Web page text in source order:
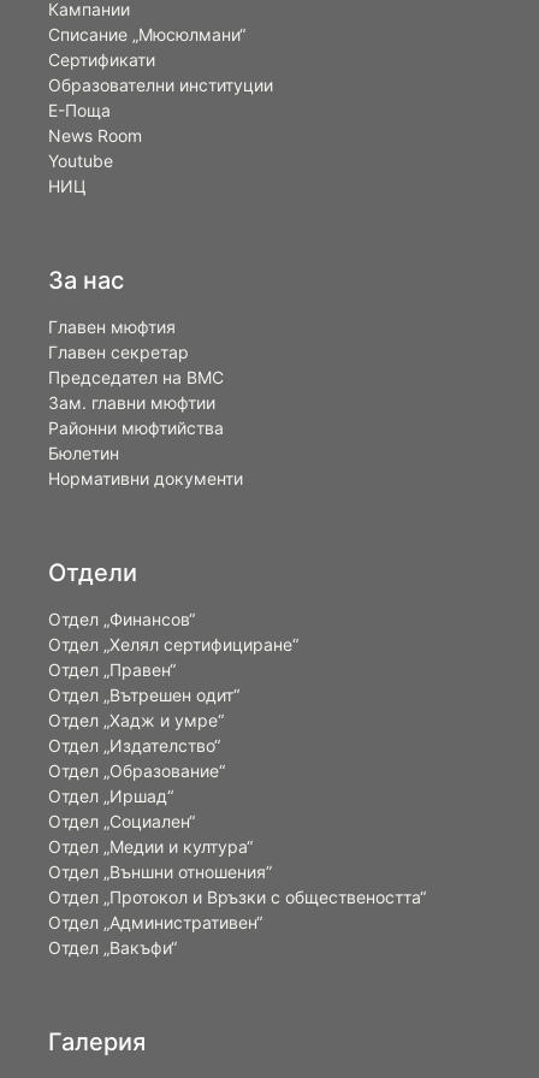
Кампании
Списание „Мюсюлмани“
Сертификати
Образователни институции
Е-Поща
News Room
Youtube
НИЦ
За нас
Главен мюфтия
Главен секретар
Председател на ВМС
Зам. главни мюфтии
Районни мюфтийства
Бюлетин
Нормативни документи
Отдели
Отдел „Финансов“
Отдел „Хелял сертифициране“
Отдел „Правен“
Отдел „Вътрешен одит“
Отдел „Хадж и умре“
Отдел „Издателство“
Отдел „Образование“
Отдел „Иршад“
Отдел „Социален“
Отдел „Медии и култура“
Отдел „Външни отношения”
Oтдел „Протокол и Връзки с обществеността“
Отдел „Административен“
Отдел „Вакъфи“
Галерия